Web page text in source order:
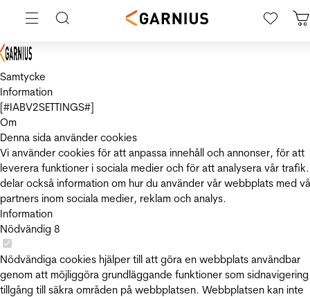
Samtycke
Information
[#IABV2SETTINGS#]
Om
Denna sida använder cookies
Vi använder cookies för att anpassa innehåll och annonser, för att
leverera funktioner i sociala medier och för att analysera vår
delar också information om hur du använder vår webbplats med
partners inom sociala medier, reklam och analys.
Information
Nödvändig 8
Nödvändiga cookies hjälper till att göra en webbplats användbar
genom att möjliggöra grundläggande funktioner som
tillgång till säkra områden på webbplatsen. Webbplatsen kan inte